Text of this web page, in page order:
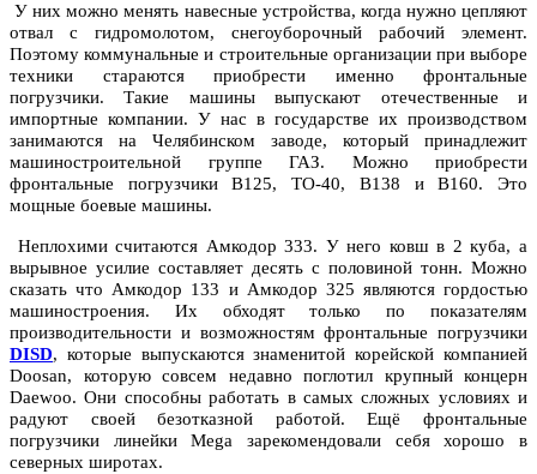
У них можно менять навесные устройства, когда нужно цепляют
отвал с гидромолотом, снегоуборочный рабочий элемент.
Поэтому коммунальные и строительные организации при выборе
техники стараются приобрести именно фронтальные
погрузчики. Такие машины выпускают отечественные и
импортные компании. У нас в государстве их производством
занимаются на Челябинском заводе, который принадлежит
машиностроительной группе ГАЗ. Можно приобрести
фронтальные погрузчики В125, ТО-40, В138 и В160. Это
мощные боевые машины.
Неплохими считаются Амкодор 333. У него ковш в 2 куба, а
вырывное усилие составляет десять с половиной тонн. Можно
сказать что Амкодор 133 и Амкодор 325 являются гордостью
машиностроения. Их обходят только по показателям
производительности и возможностям фронтальные погрузчики
DISD, которые выпускаются знаменитой корейской компанией
Doosan, которую совсем недавно поглотил крупный концерн
Daewoo. Они способны работать в самых сложных условиях и
радуют своей безотказной работой. Ещё фронтальные
погрузчики линейки Mega зарекомендовали себя хорошо в
северных широтах.